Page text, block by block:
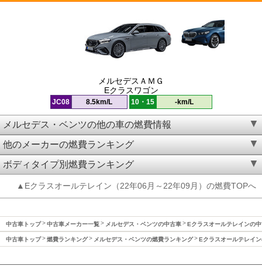
メルセデスＡＭＧ
Eクラスワゴン
JC08 8.5km/L 10・15 -km/L
メルセデス・ベンツの他の車の燃費情報
他のメーカーの燃費ランキング
ボディタイプ別燃費ランキング
▲Eクラスオールテレイン（22年06月～22年09月）の燃費TOPへ
中古車トップ 中古車メーカー一覧 メルセデス・ベンツの中古車 Eクラスオールテレインの
中古車トップ 燃費ランキング メルセデス・ベンツの燃費ランキング Eクラスオールテレイ